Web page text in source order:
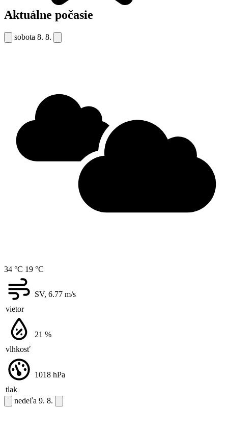
Aktuálne počasie
sobota 8. 8.
34 °C 19 °C
vietor
SV, 6.77 m/s
vlhkosť
21 %
tlak
1018 hPa
nedeľa 9. 8.